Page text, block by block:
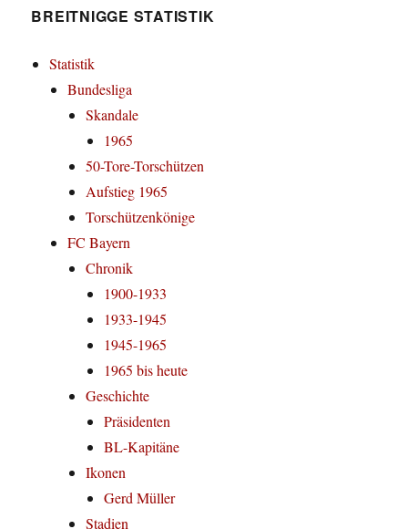
BREITNIGGE STATISTIK
Statistik
Bundesliga
Skandale
1965
50-Tore-Torschützen
Aufstieg 1965
Torschützenkönige
FC Bayern
Chronik
1900-1933
1933-1945
1945-1965
1965 bis heute
Geschichte
Präsidenten
BL-Kapitäne
Ikonen
Gerd Müller
Stadien